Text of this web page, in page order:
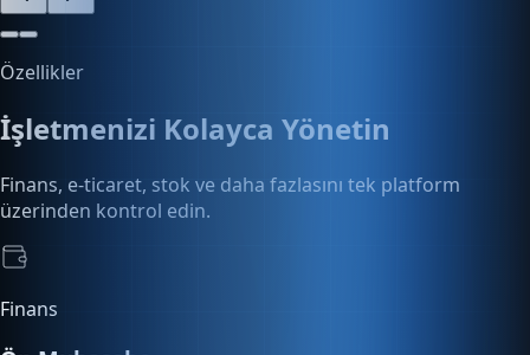
Özellikler
İşletmenizi Kolayca Yönetin
Finans, e-ticaret, stok ve daha fazlasını tek platform
üzerinden kontrol edin.
Finans
Ön Muhasebe